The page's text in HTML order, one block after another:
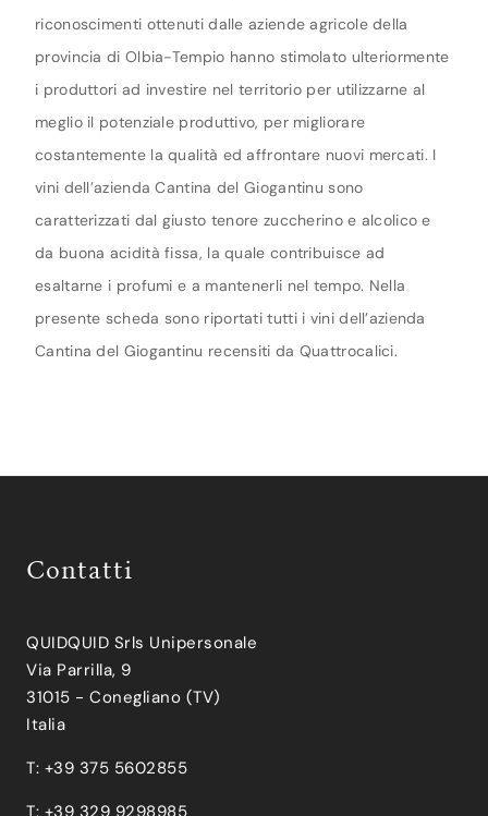
riconoscimenti ottenuti dalle aziende agricole della
provincia di Olbia-Tempio hanno stimolato ulteriormente
i produttori ad investire nel territorio per utilizzarne al
meglio il potenziale produttivo, per migliorare
costantemente la qualità ed affrontare nuovi mercati. I
vini dell’azienda Cantina del Giogantinu sono
caratterizzati dal giusto tenore zuccherino e alcolico e
da buona acidità fissa, la quale contribuisce ad
esaltarne i profumi e a mantenerli nel tempo. Nella
presente scheda sono riportati tutti i vini dell’azienda
Cantina del Giogantinu recensiti da Quattrocalici.
Contatti
QUIDQUID Srls Unipersonale
Via Parrilla, 9
31015 - Conegliano (TV)
Italia
T: +39 375 5602855
T: +39 329 9298985